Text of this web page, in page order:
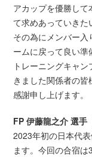
アカップを優勝し
て求めあっていきた
その為にメンバー
ームに戻って良い準
トレーニングキャ
きました関係者の
感謝申し上げます。
FP 伊藤龍之介 選手
2023年初の日本代
ます。今回の合宿